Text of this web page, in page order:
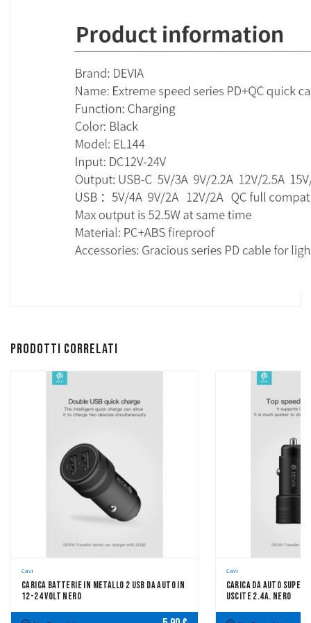
Prodotti correlati
Cavi
Carica Batterie In Metallo 2 USB Da Auto In
12-24 Volt Nero
Cavi
Carica Da Auto Super
Uscite 2.4A. Nero